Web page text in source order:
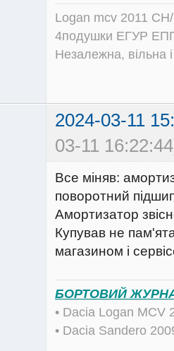
Logan mcv 2011
4подушки ЕГУР
Незалежна, вільна
2024-03-11
03-11
Все міняв:
поворотний
Амортизатор
Купував не
магазином і
БОРТОВИЙ
• Dacia Logan
• Dacia Sandero